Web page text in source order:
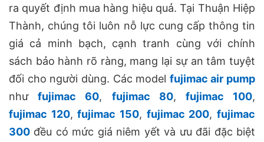
ra quyết định mua hàng hiệu quả. Tại Thuận Hiệp
Thành, chúng tôi luôn nỗ lực cung cấp thông tin
giá cả minh bạch, cạnh tranh cùng với chính
sách bảo hành rõ ràng, mang lại sự an tâm tuyệt
đối cho người dùng. Các model fujimac air pump
nhưfujimac 60, fujimac 80, fujimac 100,
fujimac 120,fujimac 150, fujimac 200,fujimac
300 đều có mức giá niêm yết và ưu đãi đặc biệt